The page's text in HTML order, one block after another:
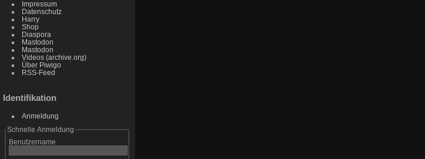
Impressum
Datenschutz
Harry
Shop
Diaspora
Mastodon
Mastodon
Videos (archive.org)
Über Piwigo
RSS-Feed
Identifikation
Anmeldung
Schnelle Anmeldung
Benutzername